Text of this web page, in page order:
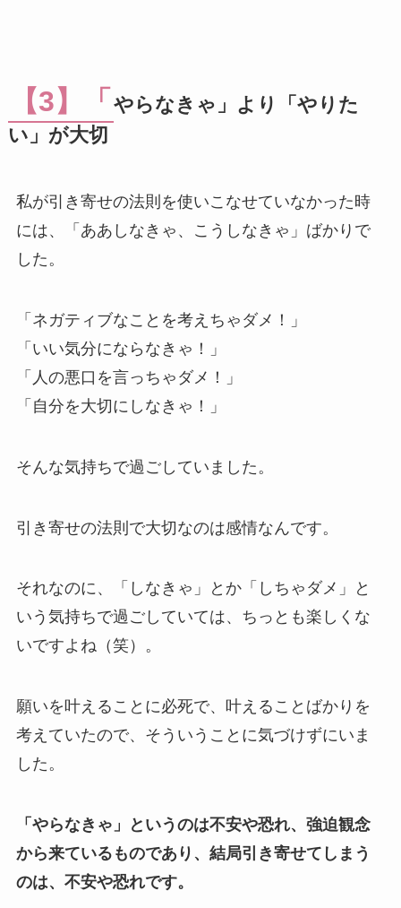
【3】「 やらなきゃ」より「やりた
い」が大切
私が引き寄せの法則を使いこなせていなかった時
には、「ああしなきゃ、こうしなきゃ」ばかりで
した。
「ネガティブなことを考えちゃダメ！」
「いい気分にならなきゃ！」
「人の悪口を言っちゃダメ！」
「自分を大切にしなきゃ！」
そんな気持ちで過ごしていました。
引き寄せの法則で大切なのは感情なんです。
それなのに、「しなきゃ」とか「しちゃダメ」と
いう気持ちで過ごしていては、ちっとも楽しくな
いですよね（笑）。
願いを叶えることに必死で、叶えることばかりを
考えていたので、そういうことに気づけずにいま
した。
「やらなきゃ」というのは不安や恐れ、強迫観念
から来ているものであり、結局引き寄せてしまう
のは、不安や恐れです。